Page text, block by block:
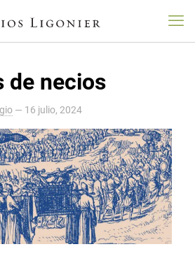
de necios
— 16 julio, 2024